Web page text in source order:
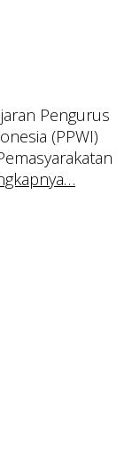
Pengurus
(PPWI)